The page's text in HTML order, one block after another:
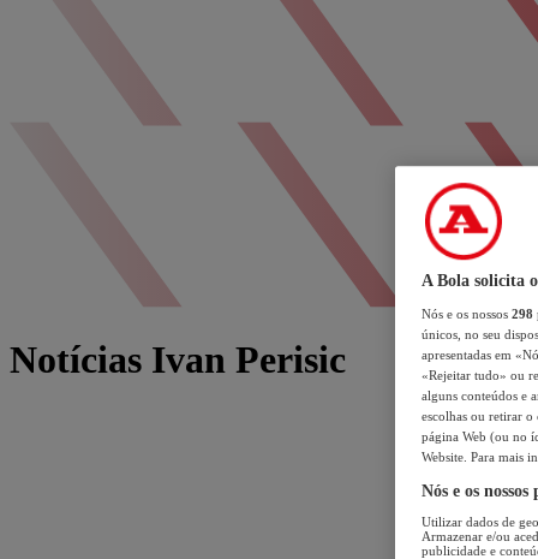
Notícias Ivan Perisic
A Bola solicita
Nós e os nossos 298
únicos, no seu
apresentadas em
«Rejeitar tudo» ou
alguns conteúdos e
escolhas ou retirar
página Web (ou no
Website. Para mais
Nós e os
Utilizar dados de
Armazenar e/ou
publicidade e